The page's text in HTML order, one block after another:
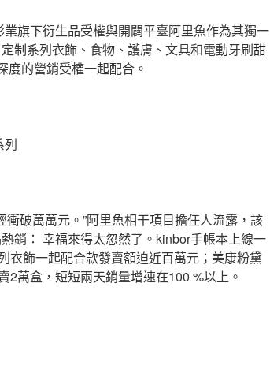
旗下衍生品受權與開闢平臺阿里魚作為其獨一
制系列衣飾、食物、護膚、文具和電動牙刷甜
的營銷受權一起配合。
列
破萬萬元。”阿里魚相干項目擔任人流露，該
銷： 幸福來得太忽然了。kinbor手帳本上線一
衣飾一起配合款發賣額迫近百萬元；美康粉黛
2萬盒，短短兩天銷量增速在100 %以上。